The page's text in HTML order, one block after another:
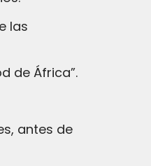
las
de África”.
antes de